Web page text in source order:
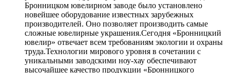
Бронницком ювелирном заводе было установлено
новейшее оборудование известных зарубежных
производителей. Оно позволяет производить самые
сложные ювелирные украшения.Сегодня «Бронницкий
ювелир» отвечает всем требованиям экологии и охраны
труда.Технологии мирового уровня в сочетании с
уникальными заводскими ноу-хау обеспечивают
высочайшее качество продукции «Бронницкого